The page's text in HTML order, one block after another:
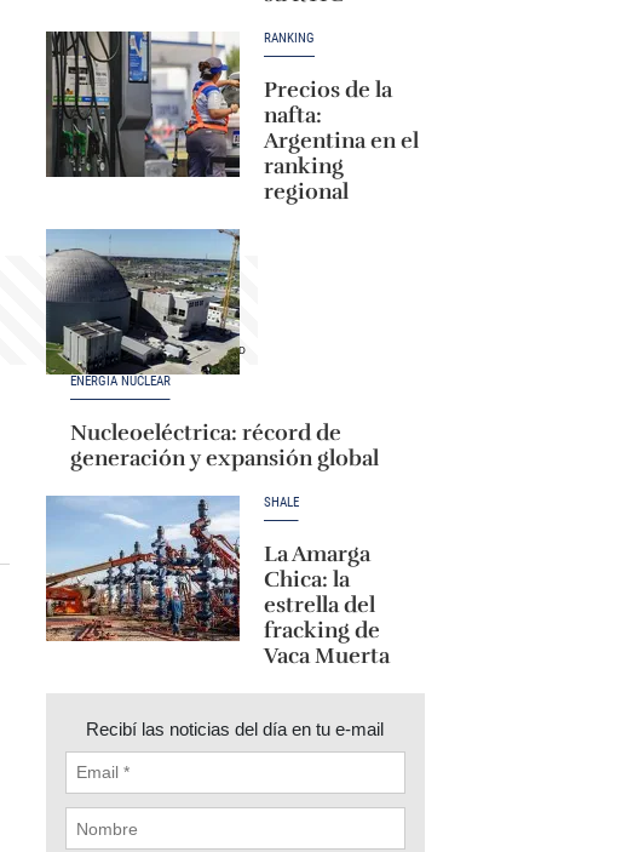
RANKING
Precios de la
nafta:
Argentina en el
ranking
regional
ENERGÍA NUCLEAR
Nucleoeléctrica: récord de
generación y expansión global
SHALE
La Amarga
Chica: la
estrella del
fracking de
Vaca Muerta
Recibí las noticias del día en tu e-mail